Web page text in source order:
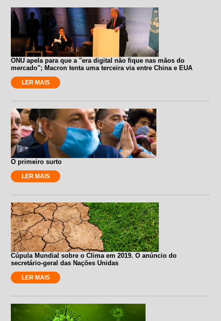
ONU apela para que a "era digital não fique nas mãos do
mercado"; Macron tenta uma terceira via entre China e EUA
LER MAIS
O primeiro surto
LER MAIS
Cúpula Mundial sobre o Clima em 2019. O anúncio do
secretário-geral das Nações Unidas
LER MAIS